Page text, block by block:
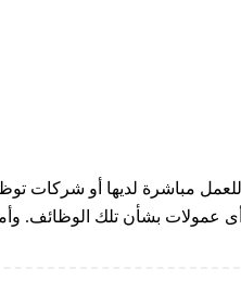
مباشرة لديها أو شركات
عمولات بشأن تلك الوظائف.